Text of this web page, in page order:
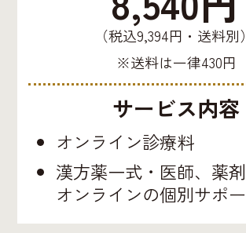
（税込9,394円・送料別）
※送料は一律430円
サービス内容
オンライン診療料
漢方薬一式・医師、薬
オンラインの個別サポ